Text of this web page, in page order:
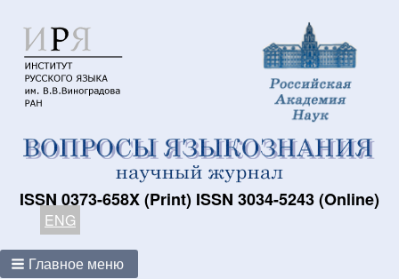
ISSN 0373-658X (Print) ISSN 3034-5243 (Online)
ENG
Главное меню